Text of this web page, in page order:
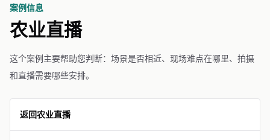
案例信息
农业直播
这个案例主要帮助您判断：场景是否相近、现场难点在哪里、拍摄
和直播需要哪些安排。
返回农业直播